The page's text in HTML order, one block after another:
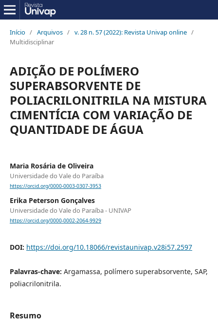
Início / Arquivos / v. 28 n. 57 (2022): Revista Univap online /
Multidisciplinar
ADIÇÃO DE POLÍMERO
SUPERABSORVENTE DE
POLIACRILONITRILA NA MISTURA
CIMENTÍCIA COM VARIAÇÃO DE
QUANTIDADE DE ÁGUA
Maria Rosária de Oliveira
Universidade do Vale do Paraíba
https://orcid.org/0000-0003-0307-3953
Erika Peterson Gonçalves
Universidade do Vale do Paraíba - UNIVAP
https://orcid.org/0000-0002-2064-9929
DOI: https://doi.org/10.18066/revistaunivap.v28i57.2597
Palavras-chave: Argamassa, polímero superabsorvente, SAP,
poliacrilonitrila.
Resumo